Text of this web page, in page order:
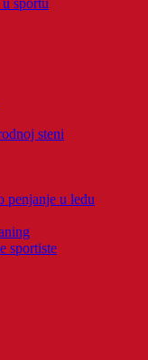
sportu
steni
penjanje u ledu
sportiste